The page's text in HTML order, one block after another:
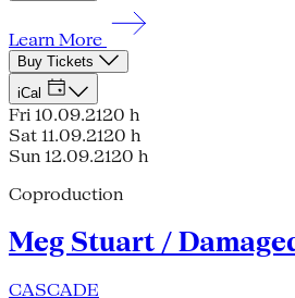
Learn More
Buy Tickets
iCal
Fri 10.09.2120 h
Sat 11.09.2120 h
Sun 12.09.2120 h
Coproduction
Meg Stuart /
CASCADE